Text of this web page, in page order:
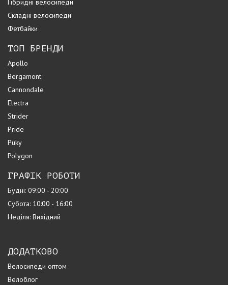
Гібридні велосипеди
Складні велосипеди
Фетбайки
ТОП БРЕНДИ
Apollo
Bergamont
Cannondale
Electra
Strider
Pride
Puky
Polygon
ГРАФІК РОБОТИ
Будні: 09:00 - 20:00
Субота: 10:00 - 16:00
Неділя: Вихідний
ДОДАТКОВО
Велосипеди оптом
Велоблог